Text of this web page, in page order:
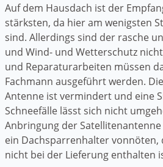
Auf dem Hausdach ist der
stärksten, da hier am wenigsten
sind. Allerdings sind der rasche
und Wind- und Wetterschutz
und Reparaturarbeiten müssen
Fachmann ausgeführt werden.
Antenne ist vermindert und eine
Schneefälle lässt sich nicht
Anbringung der
ein Dachsparrenhalter
nicht bei der Lieferung enthalten